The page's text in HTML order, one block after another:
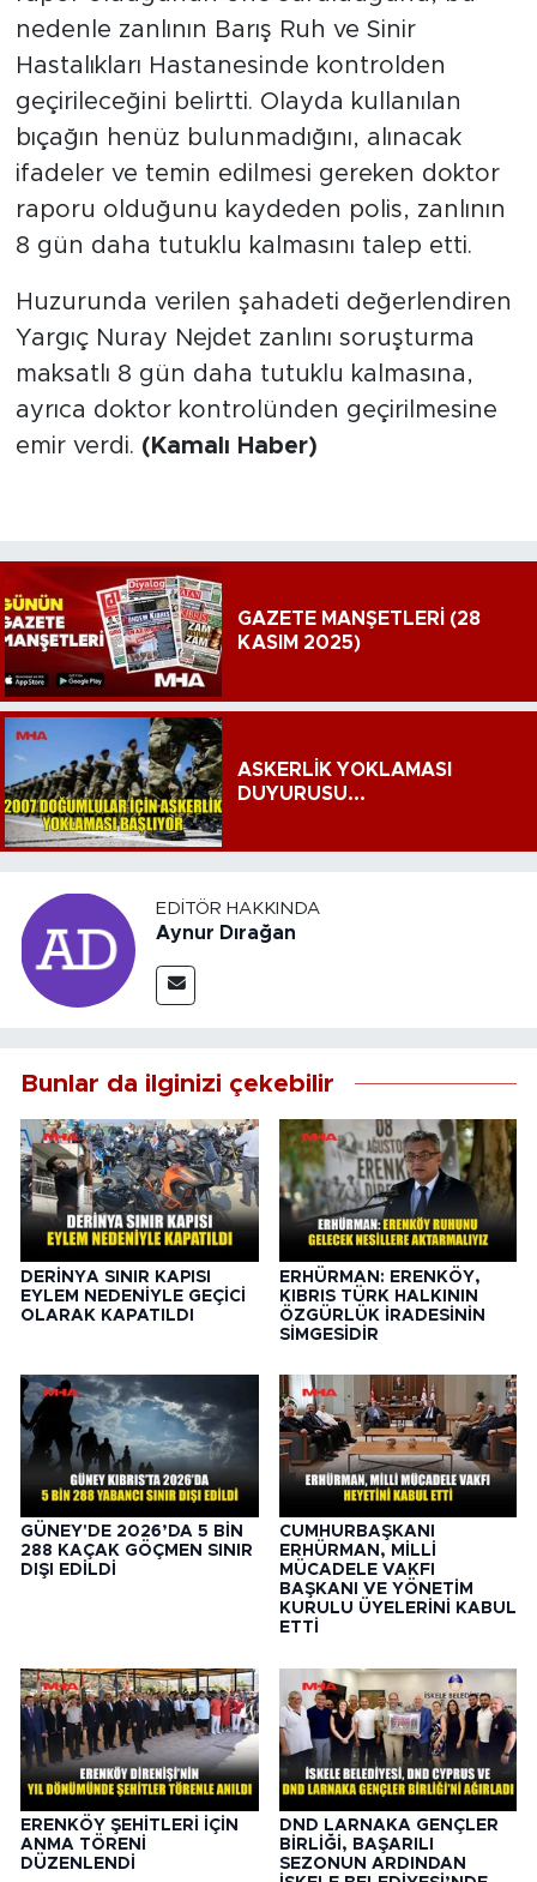
nedenle zanlının Barış Ruh ve Sinir
Hastalıkları Hastanesinde kontrolden
geçirileceğini belirtti. Olayda kullanılan
bıçağın henüz bulunmadığını, alınacak
ifadeler ve temin edilmesi gereken doktor
raporu olduğunu kaydeden polis, zanlının
8 gün daha tutuklu kalmasını talep etti.
Huzurunda verilen şahadeti değerlendiren
Yargıç Nuray Nejdet zanlını soruşturma
maksatlı 8 gün daha tutuklu kalmasına,
ayrıca doktor kontrolünden geçirilmesine
emir verdi. (Kamalı Haber)
GAZETE MANŞETLERİ (28
KASIM 2025)
ASKERLİK YOKLAMASI
DUYURUSU...
EDITÖR HAKKINDA
Aynur Dırağan
Bunlar da ilginizi çekebilir
DERİNYA SINIR KAPISI
EYLEM NEDENİYLE GEÇİCİ
OLARAK KAPATILDI
ERHÜRMAN: ERENKÖY,
KIBRIS TÜRK HALKININ
ÖZGÜRLÜK İRADESİNİN
SİMGESİDİR
GÜNEY'DE 2026’DA 5 BİN
288 KAÇAK GÖÇMEN SINIR
DIŞI EDİLDİ
CUMHURBAŞKANI
ERHÜRMAN, MİLLİ
MÜCADELE VAKFI
BAŞKANI VE YÖNETİM
KURULU ÜYELERİNİ KABUL
ETTİ
ERENKÖY ŞEHİTLERİ İÇİN
ANMA TÖRENİ
DÜZENLENDİ
DND LARNAKA GENÇLER
BİRLİĞİ, BAŞARILI
SEZONUN ARDINDAN